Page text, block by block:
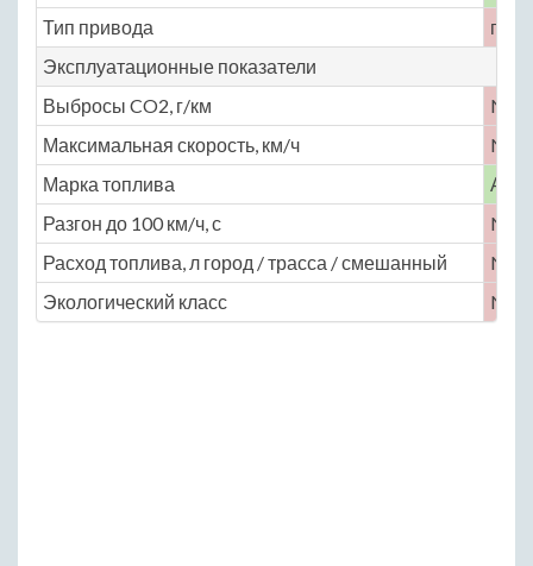
Тип привода
Эксплуатационные показатели
Выбросы CO2, г/км
No
Максимальная скорость, км/ч
No
Марка топлива
АИ-
Разгон до 100 км/ч, с
No
Расход топлива, л город / трасса / смешанный
No
Экологический класс
No